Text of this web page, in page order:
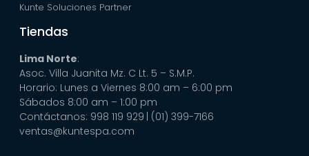
Kunte Soluciones Partner
Tiendas
Lima Norte:
Asoc. Villa Juanita Mz. C Lt. 5 – S.M.P.
Horario: Lunes a Viernes 8:00 am – 6:00 pm
Sábados 8:00 am – 1:00 pm
Contáctanos: 998 119 929 | (01) 399-7166
ventas@kuntespa.com